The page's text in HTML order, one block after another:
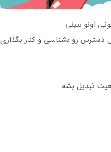
اونو ببینی
دسترس رو بشناسی و کنار بگذاری